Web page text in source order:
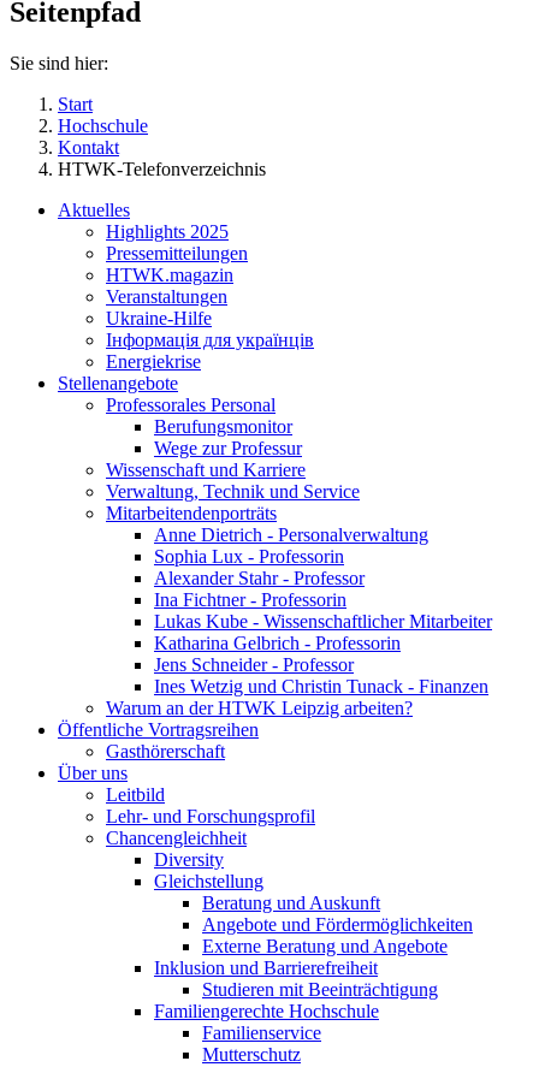
Seitenpfad
Sie sind hier:
Start
Hochschule
Kontakt
HTWK-Telefonverzeichnis
Aktuelles
Highlights 2025
Pressemitteilungen
HTWK.magazin
Veranstaltungen
Ukraine-Hilfe
Інформація для українців
Energiekrise
Stellenangebote
Professorales Personal
Berufungsmonitor
Wege zur Professur
Wissenschaft und Karriere
Verwaltung, Technik und Service
Mitarbeitendenporträts
Anne Dietrich - Personalverwaltung
Sophia Lux - Professorin
Alexander Stahr - Professor
Ina Fichtner - Professorin
Lukas Kube - Wissenschaftlicher Mitarbeiter
Katharina Gelbrich - Professorin
Jens Schneider - Professor
Ines Wetzig und Christin Tunack - Finanzen
Warum an der HTWK Leipzig arbeiten?
Öffentliche Vortragsreihen
Gasthörerschaft
Über uns
Leitbild
Lehr- und Forschungsprofil
Chancengleichheit
Diversity
Gleichstellung
Beratung und Auskunft
Angebote und Fördermöglichkeiten
Externe Beratung und Angebote
Inklusion und Barrierefreiheit
Studieren mit Beeinträchtigung
Familiengerechte Hochschule
Familienservice
Mutterschutz